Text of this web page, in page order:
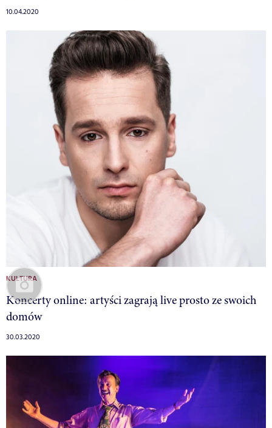
10.04.2020
KULTURA
Koncerty online: artyści zagrają live prosto ze swoich
domów
30.03.2020